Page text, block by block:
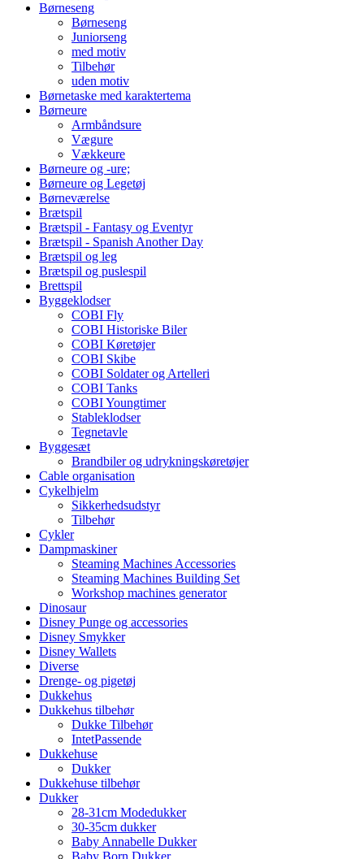
Børneseng
Børneseng
Juniorseng
med motiv
Tilbehør
uden motiv
Børnetaske med karaktertema
Børneure
Armbåndsure
Vægure
Vækkeure
Børneure og -ure;
Børneure og Legetøj
Børneværelse
Brætspil
Brætspil - Fantasy og Eventyr
Brætspil - Spanish Another Day
Brætspil og leg
Brætspil og puslespil
Brettspil
Byggeklodser
COBI Fly
COBI Historiske Biler
COBI Køretøjer
COBI Skibe
COBI Soldater og Artelleri
COBI Tanks
COBI Youngtimer
Stableklodser
Tegnetavle
Byggesæt
Brandbiler og udrykningskøretøjer
Cable organisation
Cykelhjelm
Sikkerhedsudstyr
Tilbehør
Cykler
Dampmaskiner
Steaming Machines Accessories
Steaming Machines Building Set
Workshop machines generator
Dinosaur
Disney Punge og accessories
Disney Smykker
Disney Wallets
Diverse
Drenge- og pigetøj
Dukkehus
Dukkehus tilbehør
Dukke Tilbehør
IntetPassende
Dukkehuse
Dukker
Dukkehuse tilbehør
Dukker
28-31cm Modedukker
30-35cm dukker
Baby Annabelle Dukker
Baby Born Dukker